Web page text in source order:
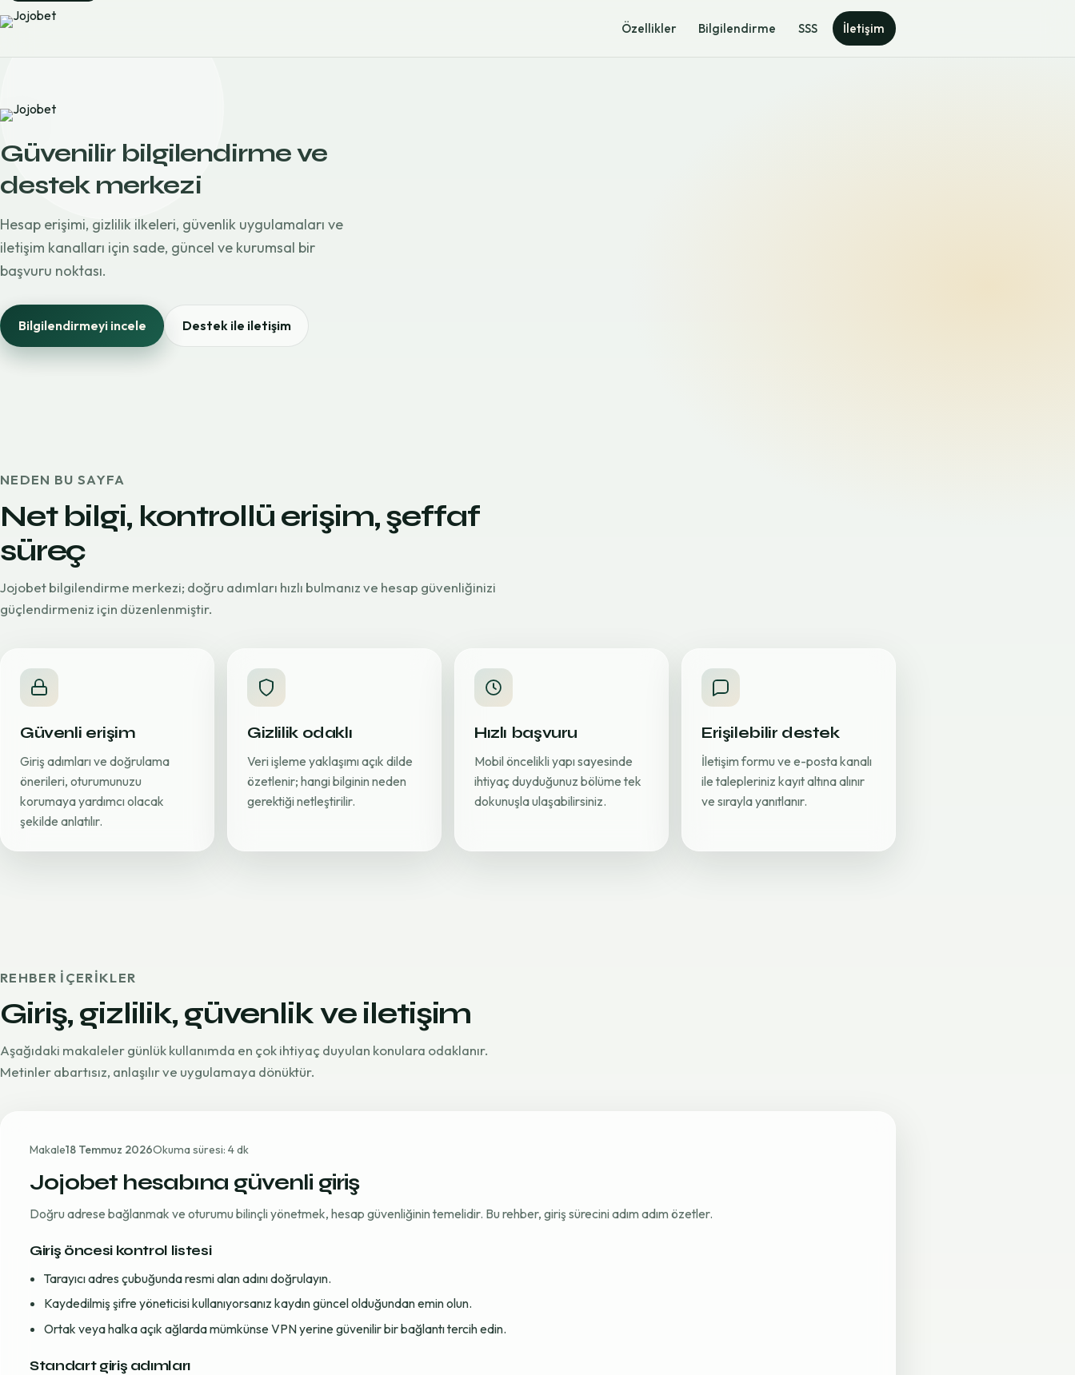
Özellikler Bilgilendirme SSS İletişim
Güvenilir bilgilendirme ve
destek merkezi
Hesap erişimi, gizlilik ilkeleri, güvenlik uygulamaları ve
iletişim kanalları için sade, güncel ve kurumsal bir
başvuru noktası.
Bilgilendirmeyi incele Destek ile iletişim
NEDEN BU SAYFA
Net bilgi, kontrollü erişim, şeffaf
süreç
Jojobet bilgilendirme merkezi; doğru adımları hızlı bulmanız ve hesap güvenliğinizi
güçlendirmeniz için düzenlenmiştir.
Güvenli erişim
Giriş adımları ve doğrulama
önerileri, oturumunuzu
korumaya yardımcı olacak
şekilde anlatılır.
Gizlilik odaklı
Veri işleme yaklaşımı açık dilde
özetlenir; hangi bilginin neden
gerektiği netleştirilir.
Hızlı başvuru
Mobil öncelikli yapı sayesinde
ihtiyaç duyduğunuz bölüme tek
dokunuşla ulaşabilirsiniz.
Erişilebilir destek
İletişim formu ve e-posta kanalı
ile talepleriniz kayıt altına alınır
ve sırayla yanıtlanır.
REHBER IÇERIKLER
Giriş, gizlilik, güvenlik ve iletişim
Aşağıdaki makaleler günlük kullanımda en çok ihtiyaç duyulan konulara odaklanır.
Metinler abartısız, anlaşılır ve uygulamaya dönüktür.
Makale18 Temmuz 2026Okuma süresi: 4 dk
Jojobet hesabına güvenli giriş
Doğru adrese bağlanmak ve oturumu bilinçli yönetmek, hesap güvenliğinin temelidir. Bu rehber, giriş sürecini adım adım özetler.
Giriş öncesi kontrol listesi
Tarayıcı adres çubuğunda resmi alan adını doğrulayın.
Kaydedilmiş şifre yöneticisi kullanıyorsanız kaydın güncel olduğundan emin olun.
Ortak veya halka açık ağlarda mümkünse VPN yerine güvenilir bir bağlantı tercih edin.
Standart giriş adımları